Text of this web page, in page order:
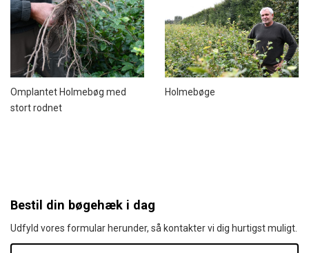
Omplantet Holmebøg med
stort rodnet
Holmebøge
Bestil din bøgehæk i dag
Udfyld vores formular herunder, så kontakter vi dig hurtigst muligt.